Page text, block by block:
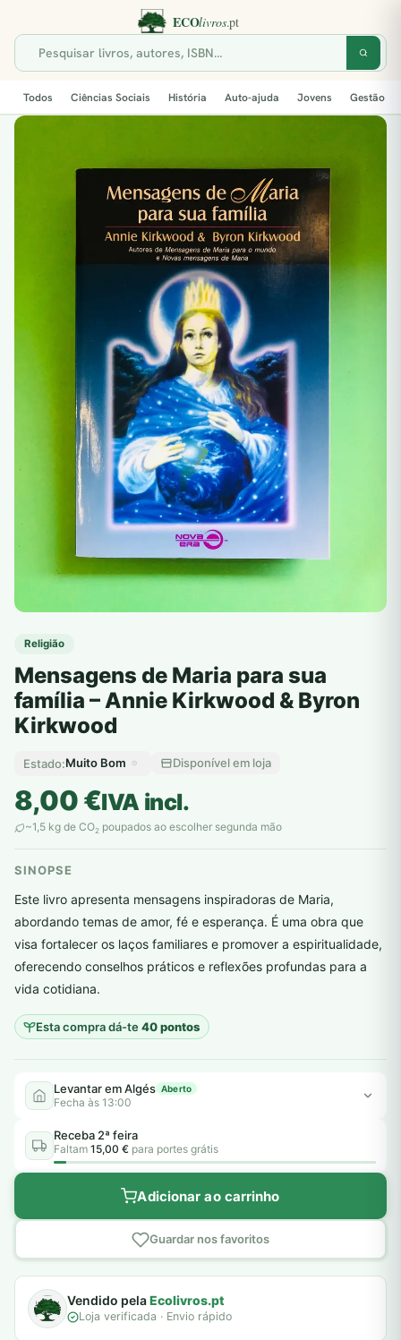
Todos Ciências Sociais História Auto-ajuda Jovens Gestão
Religião
Mensagens de Maria para sua
família – Annie Kirkwood & Byron
Kirkwood
Estado:Muito Bom Disponível em loja
8,00€IVA incl.
~1,5 kg de CO2 poupados ao escolher segunda mão
SINOPSE
Este livro apresenta mensagens inspiradoras de Maria,
abordando temas de amor, fé e esperança. É uma obra que
visa fortalecer os laços familiares e promover a espiritualidade,
oferecendo conselhos práticos e reflexões profundas para a
vida cotidiana.
Esta compra dá-te40 pontos
plantar árvores reais
Levantar em Algés Aberto
Fecha às 13:00
Receba 2ª feira
Faltam 15,00 € para portes grátis
Adicionar ao carrinho
Guardar nos favoritos
Vendido pelaEcolivros.pt
Loja verificada · Envio rápido